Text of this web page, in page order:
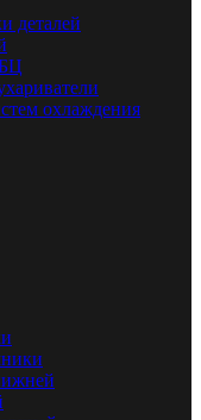
деталей
охлаждения